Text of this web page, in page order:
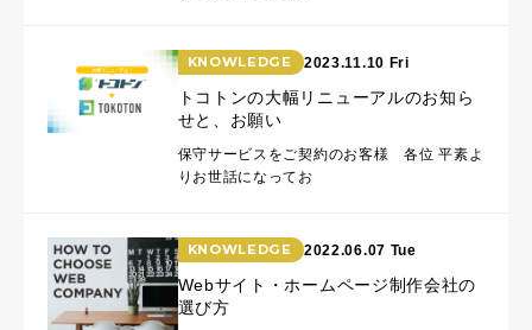
KNOWLEDGE 2023.11.10 Fri
トコトンの大幅リニューアルのお知ら
せと、お願い
保守サービスをご契約のお客様 各位 平素よ
りお世話になってお
KNOWLEDGE 2022.06.07 Tue
Webサイト・ホームページ制作会社の
選び方